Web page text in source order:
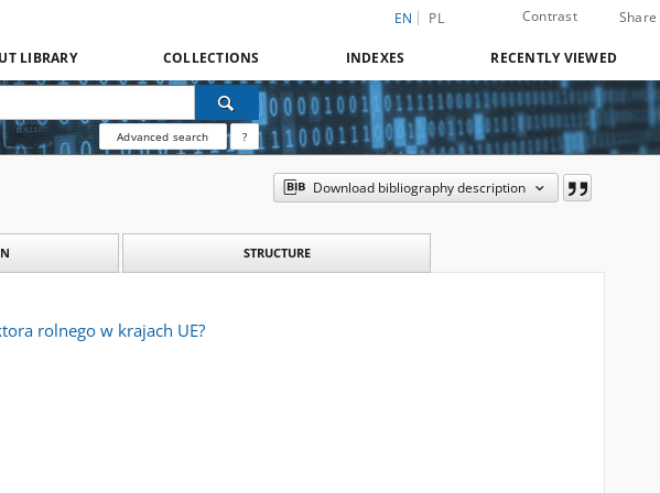
EN PL Contrast Share
LIBRARY COLLECTIONS INDEXES RECENTLY VIEWED
Advanced search ?
Download bibliography description
STRUCTURE
rolnego w krajach UE?